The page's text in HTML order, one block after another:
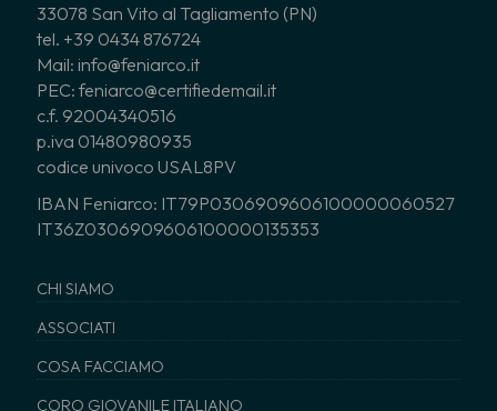
33078 San Vito al Tagliamento (PN)
tel. +39 0434 876724
Mail: info@feniarco.it
PEC: feniarco@certifiedemail.it
c.f. 92004340516
p.iva 01480980935
codice univoco USAL8PV
IBAN Feniarco: IT79P0306909606100000060527
IT36Z0306909606100000135353
CHI SIAMO
ASSOCIATI
COSA FACCIAMO
CORO GIOVANILE ITALIANO